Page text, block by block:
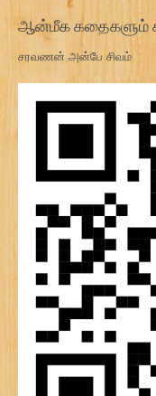
ஆன்மீக கதைகளும்
சரவணன் அன்பே சிவம்